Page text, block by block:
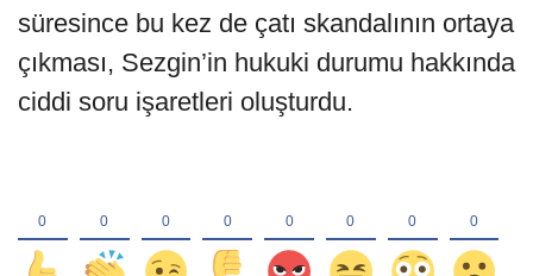
süresince bu kez de çatı skandalının ortaya
çıkması, Sezgin’in hukuki durumu hakkında
ciddi soru işaretleri oluşturdu.